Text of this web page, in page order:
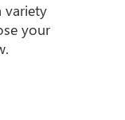
variety
your